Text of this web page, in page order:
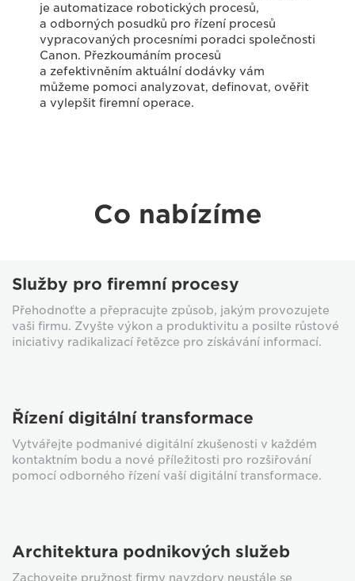
je automatizace robotických procesů,
a odborných posudků pro řízení procesů
vypracovaných procesními poradci společnosti
Canon. Přezkoumáním procesů
a zefektivněním aktuální dodávky vám
můžeme pomoci analyzovat, definovat, ověřit
a vylepšit firemní operace.
Co nabízíme
Služby pro firemní procesy
Přehodnoťte a přepracujte způsob, jakým provozujete
vaši firmu. Zvyšte výkon a produktivitu a posilte růstové
iniciativy radikalizací řetězce pro získávání informací.
Řízení digitální transformace
Vytvářejte podmanivé digitální zkušenosti v každém
kontaktním bodu a nové příležitosti pro rozšiřování
pomocí odborného řízení vaší digitální transformace.
Architektura podnikových služeb
Zachovejte pružnost firmy navzdory neustále se